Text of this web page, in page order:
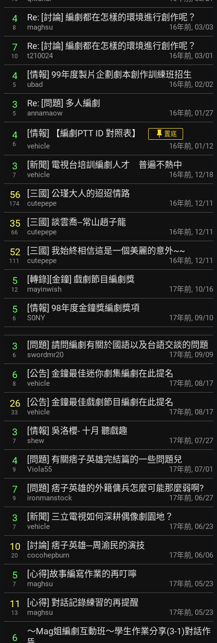
4
8
Re: [討論] 編劇都在怎樣的環境進行創作呢？
maghsu 16年前, 03/03
7
10
Re: [討論] 編劇都在怎樣的環境進行創作呢？
t210024 16年前, 03/01
4
5
[情報] 99年度製片企劃劇本創作訓練班招生
ubad 16年前, 02/02
3
5
Re: [問題] 多人編劇
annamaow 16年前, 01/27
4
6
[情報] 【編劇PTT ID 對照表】 置底
vehicle 16年前, 01/12
3
7
[新聞] 電視台培訓編劇人才 普遍不熱中
vehicle 16年前, 12/18
56
174
[三國] 公瑾大人的迢迢情路
cutepepe 16年前, 12/11
35
66
[三國] 談雲喬--常山趙子龍
cutepepe 16年前, 12/11
52
111
[三國] 我始終相信這是一個美麗的意外~~
cutepepe 16年前, 12/11
5
12
[轉錄][金鐘] 戲劇節目編劇獎
mayinwish 17年前, 10/16
5
6
[情報] 98年度金鐘獎編劇獎項
S0NY 17年前, 09/10
3
6
[問題] 請問編劇有關於國語以及台語交談的問題
swordmr20 17年前, 09/09
6
8
[公告] 金鐘最佳迷你劇集編劇在此提名
vehicle 17年前, 08/17
26
33
[公告] 金鐘最佳戲劇節目編劇在此提名
vehicle 17年前, 08/17
3
7
[情報] 吳洛櫻- 十月 聽戲趣
shew 17年前, 07/27
4
9
[問題] 有關痞子英雄完結篇的一些問題兒
Viola55 17年前, 07/01
7
9
[問題] 痞子英雄的外籍傭兵怎麼可能那麼弱啊?
ironmanstock 17年前, 06/27
3
7
[新聞] 三立電視如何深耕偶像劇園地？
vehicle 17年前, 06/23
10
20
[討論] 痞子英雄─周渝民的演技
cocohepburn 17年前, 06/06
5
7
[心得]故事編寫作業的再叮嚀
maghsu 17年前, 05/23
11
13
[心得] 對話記錄練習的再提醒
maghsu 17年前, 05/23
6
～Mag姐編劇互動班～學生作業分享(3-1)對話作